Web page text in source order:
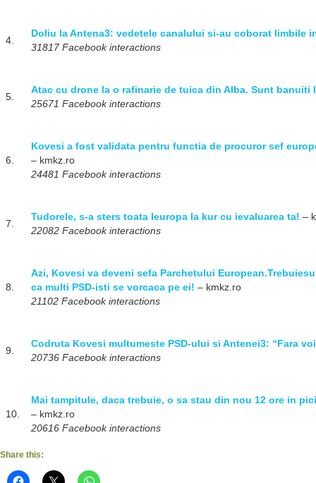
4.
Doliu la Antena3: vedetele canalului si-au coborat limbile
31817 Facebook interactions
5.
Atac cu drone la o rafinarie de tuica din Alba. Sunt banuiti
25671 Facebook interactions
6.
Kovesi a fost validata pentru functia de procuror sef
– kmkz.ro
24481 Facebook interactions
7.
Tudorele, s-a sters toata Ieuropa la kur cu ievaluarea ta! –
22082 Facebook interactions
8.
Azi, Kovesi va deveni sefa Parchetului
ca multi PSD-isti se vorcaca pe ei! – kmkz.ro
21102 Facebook interactions
9.
Codruta Kovesi multumeste PSD-ului si Antenei3: “Fara
20736 Facebook interactions
10.
Mai tampitule, daca trebuie, o sa stau din nou 12 ore in
– kmkz.ro
20616 Facebook interactions
Share this: